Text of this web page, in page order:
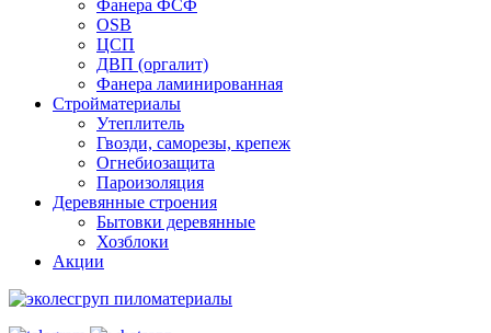
Фанера ФСФ
OSB
ЦСП
ДВП (оргалит)
Фанера ламинированная
Стройматериалы
Утеплитель
Гвозди, саморезы, крепеж
Огнебиозащита
Пароизоляция
Деревянные строения
Бытовки деревянные
Хозблоки
Акции